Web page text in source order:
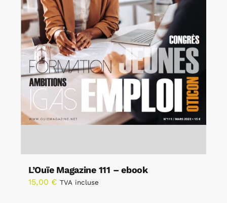
L’Ouïe Magazine 111 – ebook
15,00 € TVA incluse